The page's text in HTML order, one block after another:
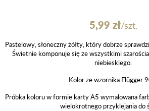
5,99 zł/szt.
Pastelowy, słoneczny żółty, który dobrze
Świetnie komponuje się ze wszystkimi
niebieskiego.
Kolor ze wzornika Flügger
Próbka koloru w formie karty A5 wymalowana
wielokrotnego przyklejania do